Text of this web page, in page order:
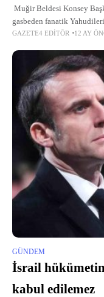
Muğir Beldesi Konsey
gasbeden fanatik
beldesine sızarak, zeytin
GAZETE4 EDITÖR 12 AY
GÜNDEM
İsrail
kabul edilemez